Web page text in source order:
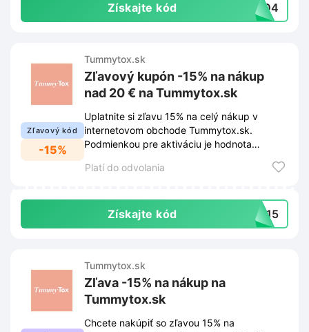
Získajte kód 1404
Zľavový kód
-15%
Tummytox.sk
Zľavový kupón -15% na nákup
nad 20 € na Tummytox.sk
Uplatnite si zľavu 15% na celý nákup v
internetovom obchode Tummytox.sk.
Podmienkou pre aktiváciu je hodnota
Platí do odvolania
Získajte kód EM15
Tummytox.sk
Zľava -15% na nákup na
Tummytox.sk
Chcete nakúpiť so zľavou 15% na